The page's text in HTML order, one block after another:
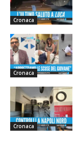
Cronaca
Cronaca
Cronaca